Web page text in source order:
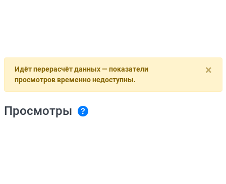
×
Идёт перерасчёт данных — показатели
просмотров временно недоступны.
Просмотры